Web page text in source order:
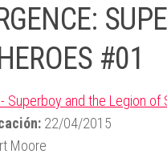
#01
22/04/2015
Moore